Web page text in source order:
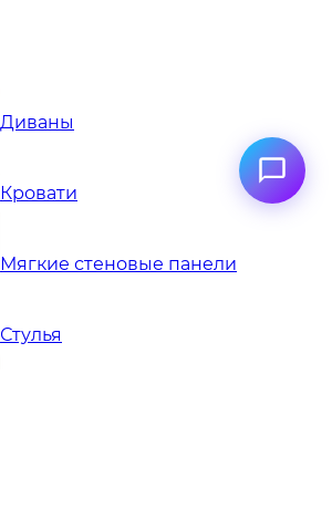
Диваны
Кровати
Мягкие стеновые панели
Стулья